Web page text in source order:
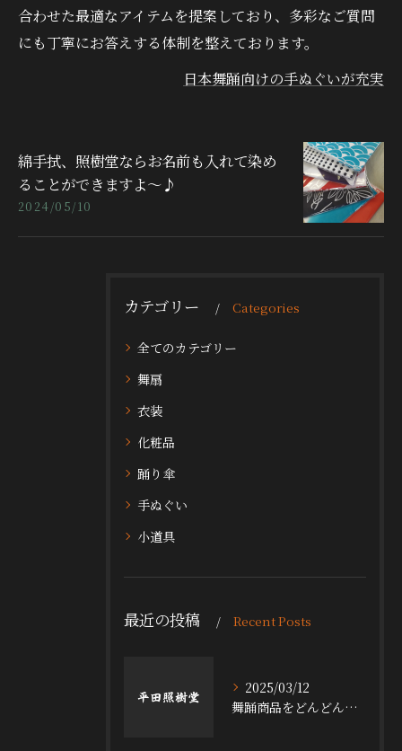
合わせた最適なアイテムを提案しており、多彩なご質問
にも丁寧にお答えする体制を整えております。
日本舞踊向けの手ぬぐいが充実
綿手拭、照樹堂ならお名前も入れて染め
ることができますよ～♪
2024/05/10
カテゴリー Categories
全てのカテゴリー
舞扇
衣装
化粧品
踊り傘
手ぬぐい
小道具
最近の投稿 Recent Posts
2025/03/12
舞踊商品をどんどん追加中！！